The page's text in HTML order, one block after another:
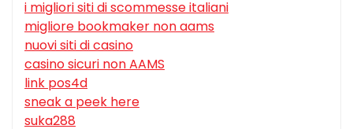
i migliori siti di scommesse italiani
migliore bookmaker non aams
nuovi siti di casino
casino sicuri non AAMS
link pos4d
sneak a peek here
suka288